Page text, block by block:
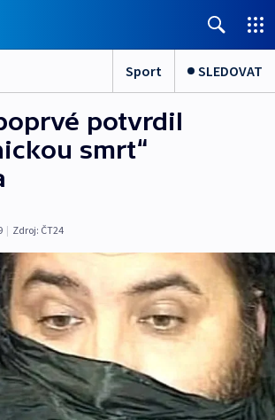
Sport SLEDOVAT
potvrdil
smrt“
| Zdroj: ČT24